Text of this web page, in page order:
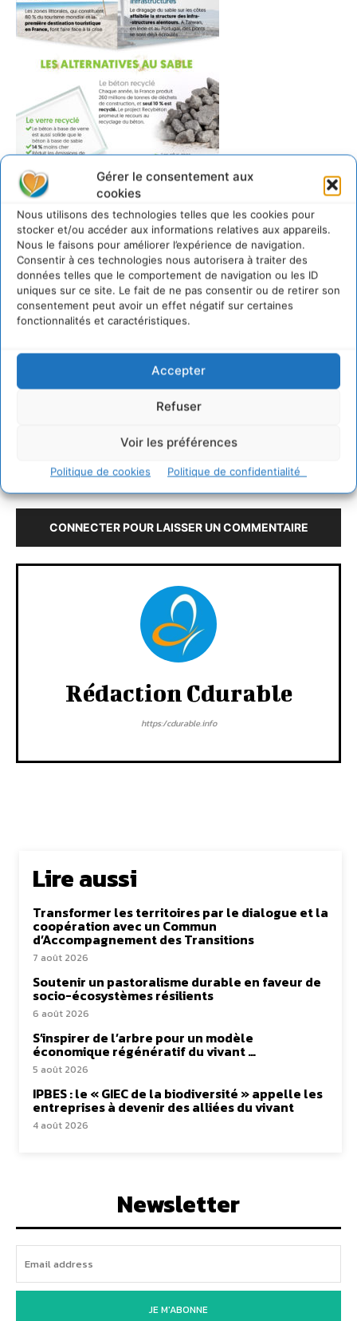
Gérer le consentement aux
cookies
Nous utilisons des technologies telles que les cookies pour
stocker et/ou accéder aux informations relatives aux appareils.
Nous le faisons pour améliorer l’expérience de navigation.
Consentir à ces technologies nous autorisera à traiter des
données telles que le comportement de navigation ou les ID
uniques sur ce site. Le fait de ne pas consentir ou de retirer son
consentement peut avoir un effet négatif sur certaines
fonctionnalités et caractéristiques.
Accepter
Refuser
Voir les préférences
Politique de cookies Politique de confidentialité
CONNECTER POUR LAISSER UN COMMENTAIRE
Rédaction Cdurable
https:/cdurable.info
Lire aussi
Transformer les territoires par le dialogue et la
coopération avec un Commun
d’Accompagnement des Transitions
7 août 2026
Soutenir un pastoralisme durable en faveur de
socio-écosystèmes résilients
6 août 2026
S’inspirer de l’arbre pour un modèle
économique régénératif du vivant …
5 août 2026
IPBES : le « GIEC de la biodiversité » appelle les
entreprises à devenir des alliées du vivant
4 août 2026
Newsletter
JE M'ABONNE